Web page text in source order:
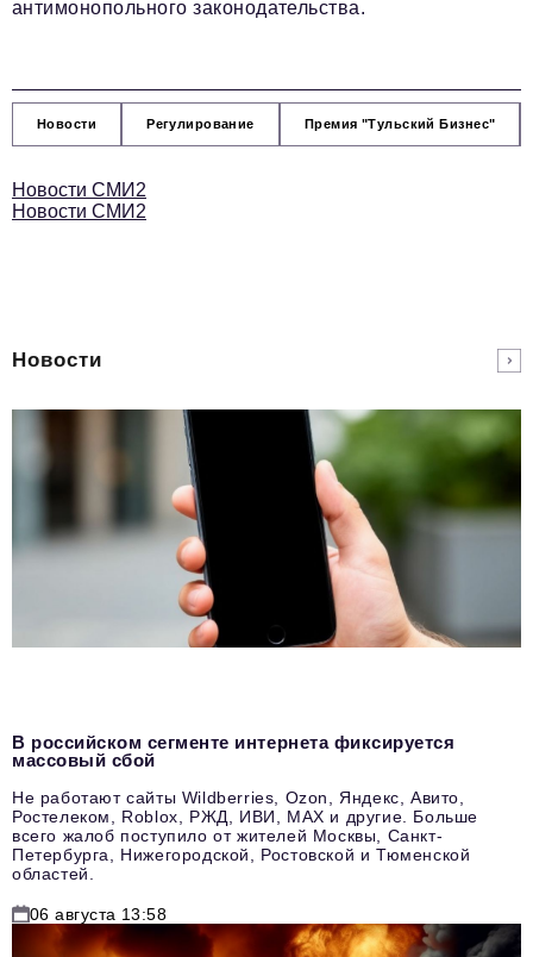
антимонопольного законодательства.
Новости Регулирование Премия "Тульский Бизнес"
Новости СМИ2
Новости СМИ2
Новости
В российском сегменте интернета фиксируется
массовый сбой
Не работают сайты Wildberries, Ozon, Яндекс, Авито,
Ростелеком, Roblox, РЖД, ИВИ, MAX и другие. Больше
всего жалоб поступило от жителей Москвы, Санкт-
Петербурга, Нижегородской, Ростовской и Тюменской
областей.
06 августа 13:58